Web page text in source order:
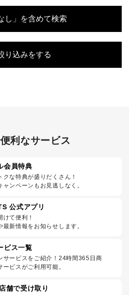
し」を含めて検索
り込みをする
利なサービス
会員特典
クな特典が盛りだくさん！
ンペーンもお見逃しなく。
公式アプリ
て便利！
最新情報をお知らせします。
ビス一覧
サービスをご紹介！24時間365日商
ビスがご利用可能。
舗で受け取り